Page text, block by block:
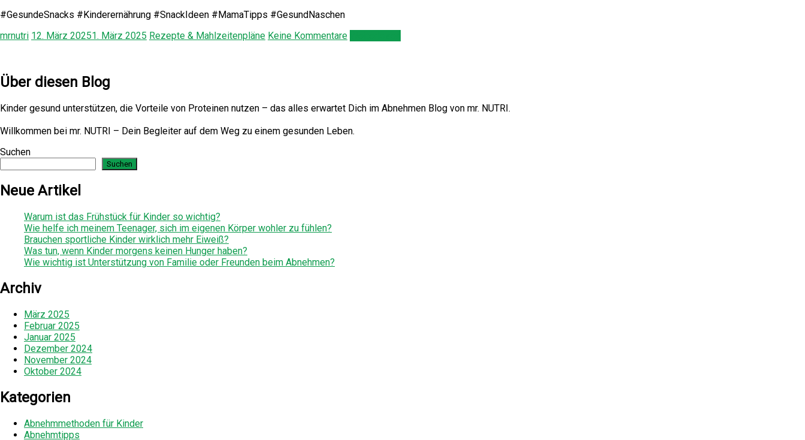
#GesundeSnacks #Kinderernährung #SnackIdeen #MamaTipps #GesundNaschen
mrnutri 12. März 20251. März 2025 Rezepte & Mahlzeitenpläne Keine Kommentare
Über diesen Blog
Kinder gesund unterstützen, die Vorteile von Proteinen nutzen – das alles erwartet Dich im Abnehmen Blog von mr. NUTRI.
Willkommen bei mr. NUTRI – Dein Begleiter auf dem Weg zu einem gesunden Leben.
Suchen
Suchen
Neue Artikel
Warum ist das Frühstück für Kinder so wichtig?
Wie helfe ich meinem Teenager, sich im eigenen Körper wohler zu fühlen?
Brauchen sportliche Kinder wirklich mehr Eiweiß?
Was tun, wenn Kinder morgens keinen Hunger haben?
Wie wichtig ist Unterstützung von Familie oder Freunden beim Abnehmen?
Archiv
März 2025
Februar 2025
Januar 2025
Dezember 2024
November 2024
Oktober 2024
Kategorien
Abnehmmethoden für Kinder
Abnehmtipps